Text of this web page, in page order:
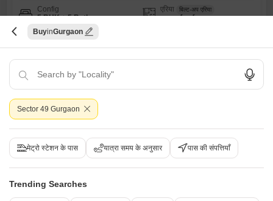
Config
5 BHK + 5 Bath
एरिया बिल्ट-अप एरिया
पॉसेशन स्थिति
Nschauhann
6
Buy Gurgaon
Sector 49 Gurgaon
मेट्रो स्टेशन के पास यात्रा समय के अनुसार पास की संपत्तियाँ
Trending Searches